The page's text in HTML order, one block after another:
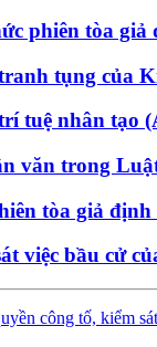
phiên tòa
tụng của
tuệ nhân
văn trong
tòa giả
việc bầu cử
công tố, kiểm